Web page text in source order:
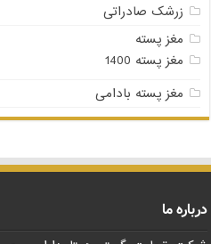
زرشک صادراتی
مغز پسته
مغز پسته 1400
مغز پسته بادامی
درباره ما